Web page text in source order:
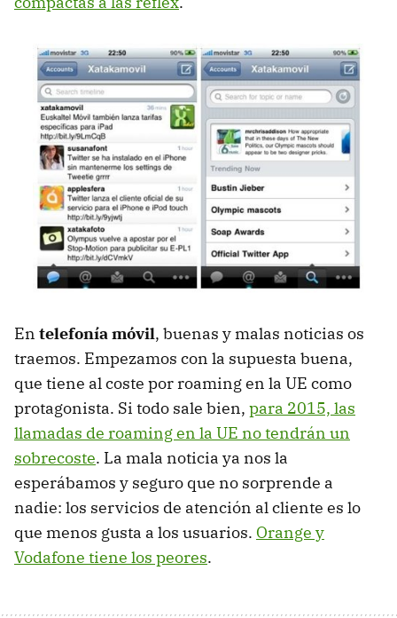
En telefonía móvil, buenas y malas noticias os
traemos. Empezamos con la supuesta buena,
que tiene al coste por roaming en la UE como
protagonista. Si todo sale bien, para 2015, las
llamadas de roaming en la UE no tendrán un
sobrecoste. La mala noticia ya nos la
esperábamos y seguro que no sorprende a
nadie: los servicios de atención al cliente es lo
que menos gusta a los usuarios. Orange y
Vodafone tiene los peores.